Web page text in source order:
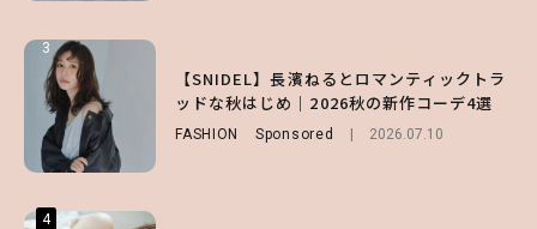
3
【SNIDEL】長濱ねるとロマンティックトラ
ッドな秋はじめ｜2026秋の新作コーデ4選
FASHION Sponsored 2026.07.10
4
3
る⁉ 39店舗限定『My フルーツ³ フラペチー
ノ®』を徹底レポ♡
2026.07.30
4
3
げなく肌見せ！透け感のニュアンスを楽しめ
るマストハブアイテム4選
4